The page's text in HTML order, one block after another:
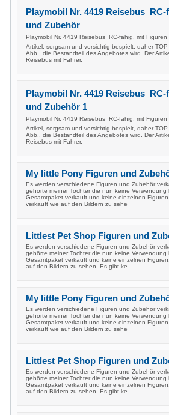
Playmobil Nr. 4419 Reisebus 
und Zubehör
Playmobil Nr. 4419 Reisebus  RC-fähig, mit
Artikel, sorgsam und vorsichtig bespielt, daher
Abb., die Bestandteil des Angebotes wird. Der
Reisebus mit Fahrer,
Playmobil Nr. 4419 Reisebus 
und Zubehör 1
Playmobil Nr. 4419 Reisebus  RC-fähig, mit
Artikel, sorgsam und vorsichtig bespielt, daher
Abb., die Bestandteil des Angebotes wird. Der
Reisebus mit Fahrer,
My little Pony Figuren und
Es werden verschiedene Figuren und Zubehör
gehörte meiner Tochter die nun keine Verwendung
Gesamtpaket verkauft und keine einzelnen
verkauft wie auf den Bildern zu sehe
Littlest Pet Shop Figuren und
Es werden verschiedene Figuren und Zubehör
gehörte meiner Tochter die nun keine Verwendung
Gesamtpaket verkauft und keine einzelnen
auf den Bildern zu sehen. Es gibt ke
My little Pony Figuren und
Es werden verschiedene Figuren und Zubehör
gehörte meiner Tochter die nun keine Verwendung
Gesamtpaket verkauft und keine einzelnen
verkauft wie auf den Bildern zu sehe
Littlest Pet Shop Figuren und
Es werden verschiedene Figuren und Zubehör
gehörte meiner Tochter die nun keine Verwendung
Gesamtpaket verkauft und keine einzelnen
auf den Bildern zu sehen. Es gibt ke